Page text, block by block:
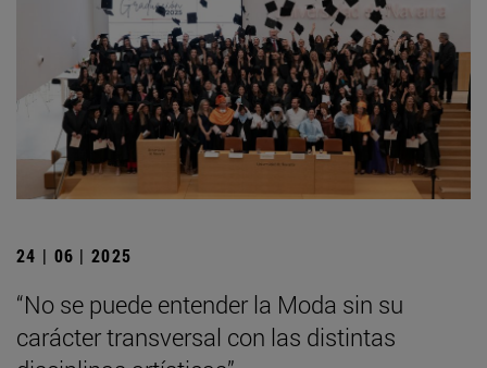
24 | 06 | 2025
“No se puede entender la Moda sin su
carácter transversal con las distintas